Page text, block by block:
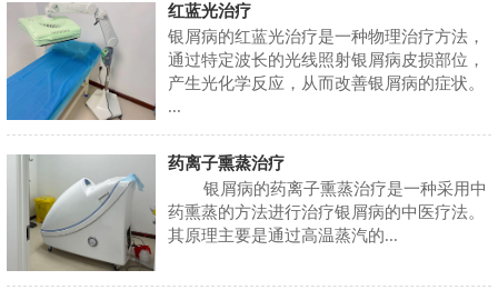
红蓝光治疗
银屑病的红蓝光治疗是一种物理治疗方法，
通过特定波长的光线照射银屑病皮损部位，
产生光化学反应，从而改善银屑病的症状。
...
药离子熏蒸治疗
银屑病的药离子熏蒸治疗是一种采用中
药熏蒸的方法进行治疗银屑病的中医疗法。
其原理主要是通过高温蒸汽的...